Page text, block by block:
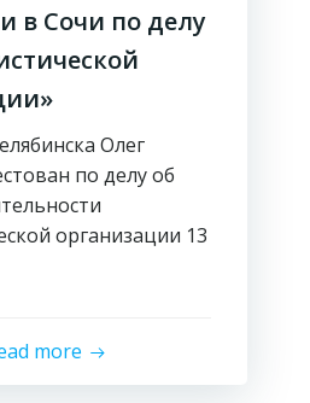
в Сочи по делу
Олег
по делу об
организации 13
more